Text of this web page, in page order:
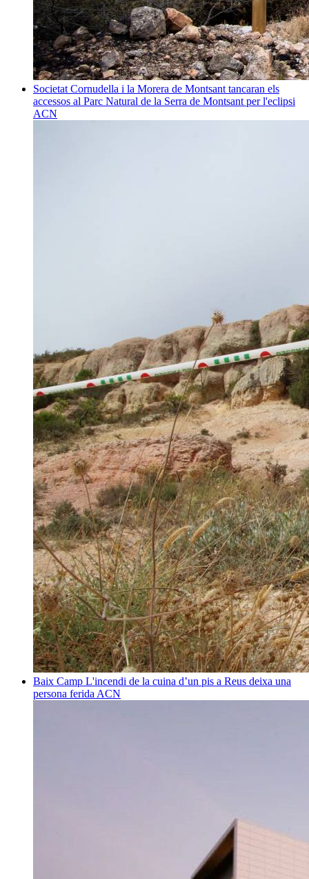
Societat Cornudella i la Morera de Montsant tancaran els
accessos al Parc Natural de la Serra de Montsant per l'eclipsi
ACN
Baix Camp L'incendi de la cuina d’un pis a Reus deixa una
persona ferida ACN